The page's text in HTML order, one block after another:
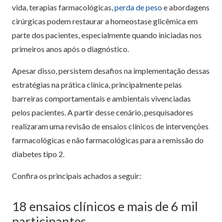
vida, terapias farmacológicas,perda de pesoe abordagens
cirúrgicas podem restaurar a homeostase glicêmica em
parte dos pacientes, especialmente quando iniciadas nos
primeiros anos após o diagnóstico.
Apesar disso, persistem desafios na implementação dessas
estratégias na prática clínica, principalmente pelas
barreiras comportamentais e ambientais vivenciadas
pelos pacientes. A partir desse cenário, pesquisadores
realizaram uma revisão de ensaios clínicos de intervenções
farmacológicas e não farmacológicas para a remissão do
diabetes tipo 2.
Confira os principais achados a seguir:
18 ensaios clínicos e mais de 6 mil